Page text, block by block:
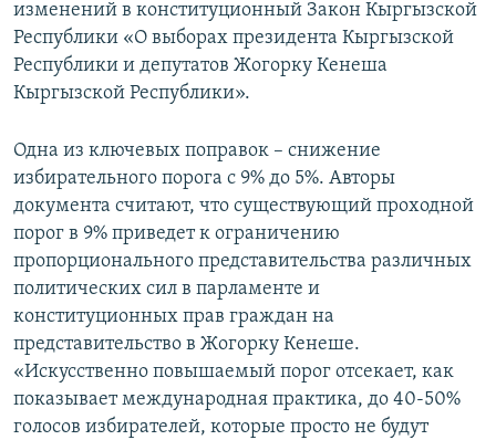
изменений в конституционный Закон Кыргызской
Республики «О выборах президента Кыргызской
Республики и депутатов Жогорку Кенеша
Кыргызской Республики».
Одна из ключевых поправок – снижение
избирательного порога с 9% до 5%. Авторы
документа считают, что существующий проходной
порог в 9% приведет к ограничению
пропорционального представительства различных
политических сил в парламенте и
конституционных прав граждан на
представительство в Жогорку Кенеше.
«Искусственно повышаемый порог отсекает, как
показывает международная практика, до 40-50%
голосов избирателей, которые просто не будут